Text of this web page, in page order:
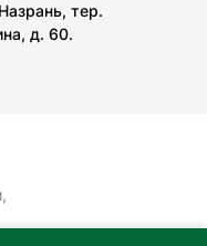
тер.
д. 60.